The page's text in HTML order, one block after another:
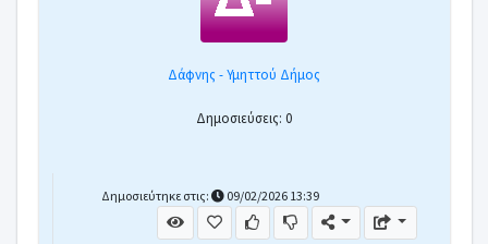
Δάφνης - Υμηττού Δήμος
Δημοσιεύσεις: 0
Δημοσιεύτηκε στις: 09/02/2026 13:39